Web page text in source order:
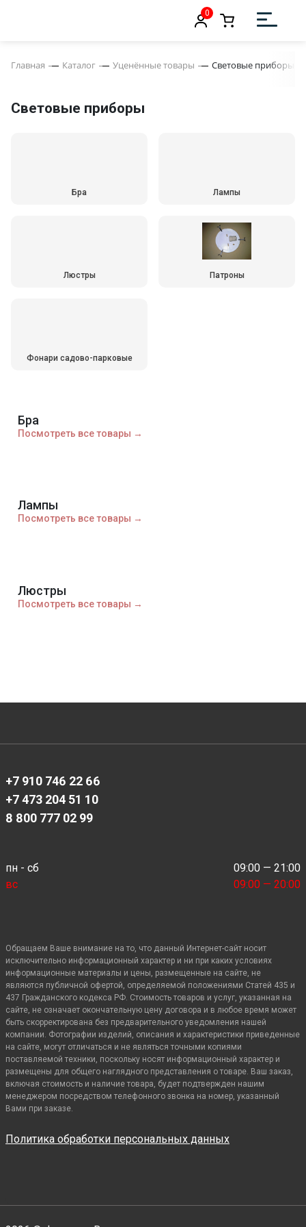
0
Главная Каталог Уценённые товары Световые приборы
Световые приборы
Бра Лампы
Люстры Патроны
Фонари садово-парковые
Бра
Посмотреть все товары →
Лампы
Посмотреть все товары →
Люстры
Посмотреть все товары →
+7 910 746 22 66
+7 473 204 51 10
8 800 777 02 99
пн - сб
09:00 — 21:00
вс
09:00 — 20:00
Обращаем Ваше внимание на то, что данный Интернет-сайт носит
исключительно информационный характер и ни при каких условиях
информационные материалы и цены, размещенные на сайте, не
являются публичной офертой, определяемой положениями Статей 435 и
437 Гражданского кодекса РФ. Стоимость товаров и услуг, указанная на
сайте, не означает окончательную цену договора и в любое время может
быть скорректирована без предварительного уведомления нашей
компании. Фотографии изделий, описания и характеристики приведенные
на сайте, могут отличаться и не являться точными копиями
поставляемой техники, поскольку носят информационный характер и
размещены для общего наглядного представления о товаре. Ваш заказ,
включая стоимость и наличие товара, будет подтвержден нашим
менеджером посредством телефонного звонка на номер, указанный
Вами при заказе.
Политика обработки персональных данных